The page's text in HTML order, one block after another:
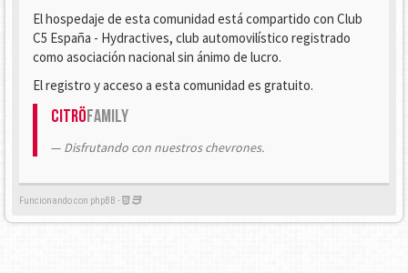
El hospedaje de esta comunidad está compartido con Club
C5 España - Hydractives, club automovilístico registrado
como asociación nacional sin ánimo de lucro.
El registro y acceso a esta comunidad es gratuito.
CitröFamily
Disfrutando con nuestros chevrones.
Funcionando con phpBB -